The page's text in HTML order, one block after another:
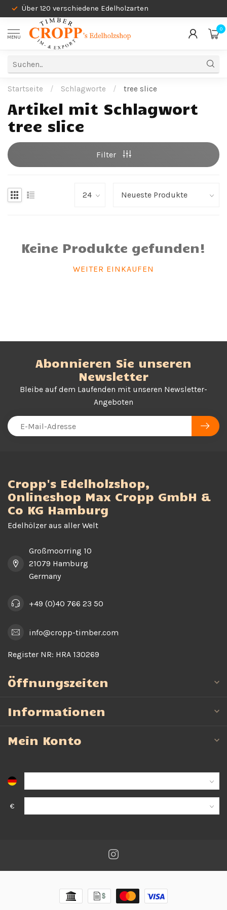
Über 120 verschiedene Edelholzarten
MENU
0
Startseite / Schlagworte / tree slice
Artikel mit Schlagwort
tree slice
Filter
Keine Produkte gefunden!
WEITER EINKAUFEN
Abonnieren Sie unseren
Newsletter
Bleibe auf dem Laufenden mit unseren Newsletter-
Angeboten
Cropp's Edelholzshop,
Onlineshop Max Cropp GmbH &
Co KG Hamburg
Edelhölzer aus aller Welt
Großmoorring 10
21079 Hamburg
Germany
+49 (0)40 766 23 50
info@cropp-timber.com
Register NR: HRA 130269
Öffnungszeiten
Informationen
Mein Konto
€